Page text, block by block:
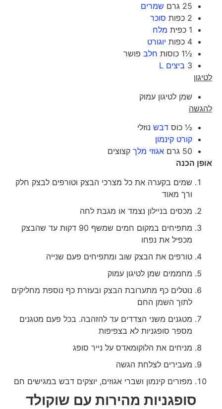
25 גרם
שמרים
2 כפות
סוכר
1 כפית
מלח
4 כפות
יוגורט
½1 כוסות
חלבפושר
3
ביצים L
לטיגון
שמן לטיגון עמוק
להגשה
½ כוסדבשנוזלי
קורט קינמון
50 גרם
אגוזי מלךקצוצים
אופן הכנה
שמים בקערה את כל מצרכי הבצק וטורפים לבצק חלק
ורך מאוד
מכסים בניילון נצמד או מגבת לחה
מתפיחים במקום חמים שמשף 90 דקות עד שהבצק
מכפיל את נפחו
טורפים את הבצק שוב ומתפיחים פעם שנייה
מחממים שמן לטיגון עמוק
נוטלים כף מתערובת הבצק ובעזרת כף נוספת מחליקים
לתוך השמן החם
מטגנים משני הצדדים עד להזהבה. בכל פעם מטגנים
מספר סופגניות לא בצפיפות
מניחים את הלוקומאדס על נייר סופג
מעבירים לצלחת הגשה
מפזרים קינמון ושברי אגוזים, יוצקים דבש במגישים חם
סופגניות מהירות עם שוקולד